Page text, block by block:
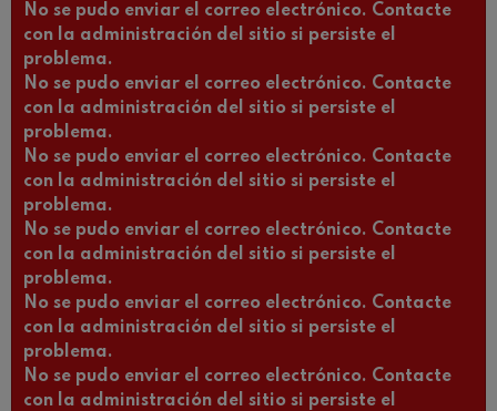
No se pudo enviar el correo electrónico. Contacte
con la administración del sitio si persiste el
problema.
No se pudo enviar el correo electrónico. Contacte
con la administración del sitio si persiste el
problema.
No se pudo enviar el correo electrónico. Contacte
con la administración del sitio si persiste el
problema.
No se pudo enviar el correo electrónico. Contacte
con la administración del sitio si persiste el
problema.
No se pudo enviar el correo electrónico. Contacte
con la administración del sitio si persiste el
problema.
No se pudo enviar el correo electrónico. Contacte
con la administración del sitio si persiste el